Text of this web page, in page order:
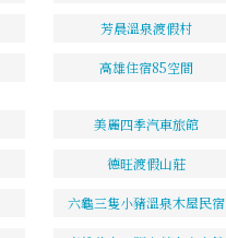
芳晨溫泉渡假村
高雄住宿85空間
美麗四季汽車旅館
德旺渡假山莊
六龜三隻小豬溫泉木屋民宿